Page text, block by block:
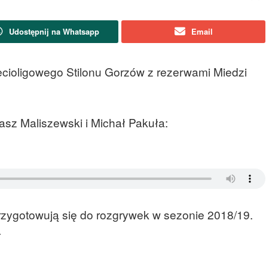
Udostępnij na Whatsapp Email
Stilonu Gorzów z rezerwami Miedzi
Maliszewski i Michał Pakuła:
się do rozgrywek w sezonie 2018/19.